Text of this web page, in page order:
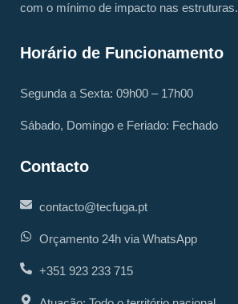
com o mínimo de impacto nas estruturas.
Horário de Funcionamento
Segunda a Sexta: 09h00 – 17h00
Sábado, Domingo e Feriado: Fechado
Contacto
contacto@tecfuga.pt
Orçamento 24h via WhatsApp
+351 923 233 715